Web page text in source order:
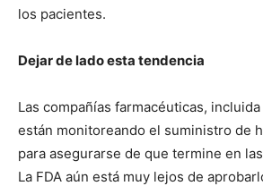
los pacientes.
Dejar de lado esta tendencia
Las compañías farmacéuticas,
están monitoreando el suministro de
para asegurarse de que termine en
La FDA aún está muy lejos de